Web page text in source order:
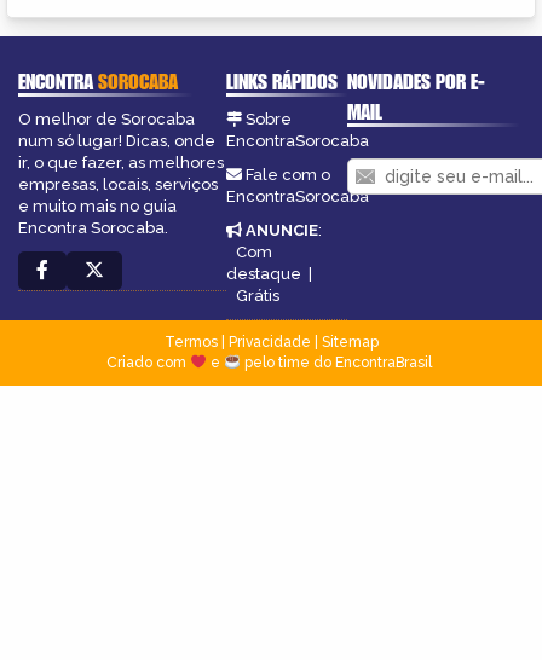
ENCONTRASOROCABA
O melhor de Sorocaba
num só lugar! Dicas, onde
ir, o que fazer, as melhores
empresas, locais, serviços
e muito mais no guia
Encontra Sorocaba.
LINKS RÁPIDOS
Sobre
EncontraSorocaba
Fale com o
EncontraSorocaba
ANUNCIE:
Com
destaque |
Grátis
NOVIDADES POR E-
MAIL
Termos| Privacidade
Sitemap
Criado com
e pelo time do EncontraBrasil